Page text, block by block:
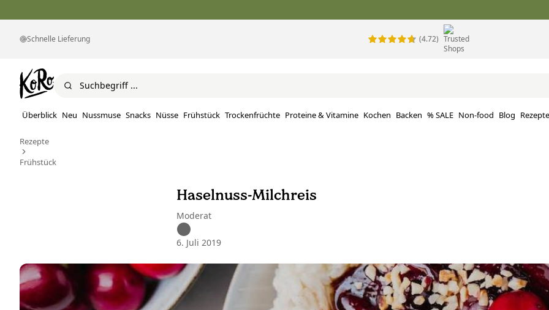
Schnelle Lieferung (4.72)
Überblick Neu Nussmuse Snacks Nüsse Frühstück Trockenfrüchte Proteine ​​& Vitamine Kochen Backen % SALE Non-food Blog Rezepte
Rezepte
Frühstück
Haselnuss-Milchreis
Moderat
6. Juli 2019